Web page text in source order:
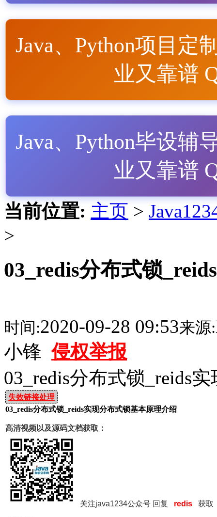
Java、Python项目定
业又靠谱
Java、Python毕设辅
业又靠谱
当前位置: 主页 >
>
03_redis分布式锁
时间:2020-09-28 09:53来源:
小锋侵权举报
03_redis分布式锁_reids
失效链接处理
03_redis分布式锁_reids实现分布式锁基本原理介绍
高清视频以及源码文档获取：
关注java1234公众号 回复 redis 获取